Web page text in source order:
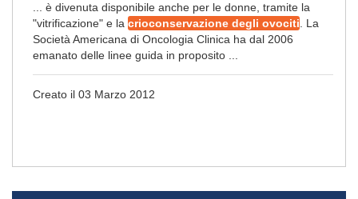
... è divenuta disponibile anche per le donne, tramite la
"vitrificazione" e la crioconservazione degli ovociti . La
Società Americana di Oncologia Clinica ha dal 2006
emanato delle linee guida in proposito ...
Creato il 03 Marzo 2012